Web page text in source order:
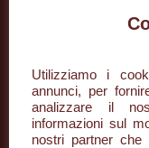
Utilizziamo i
annunci, per
analizzare il
informazioni sul
nostri partner